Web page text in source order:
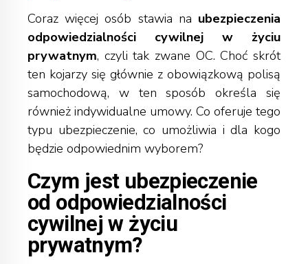
Coraz więcej osób stawia na ubezpieczenia
odpowiedzialności cywilnej w życiu
prywatnym, czyli tak zwane OC. Choć skrót
ten kojarzy się głównie z obowiązkową polisą
samochodową, w ten sposób określa się
również indywidualne umowy. Co oferuje tego
typu ubezpieczenie, co umożliwia i dla kogo
będzie odpowiednim wyborem?
Czym jest ubezpieczenie
od odpowiedzialności
cywilnej w życiu
prywatnym?